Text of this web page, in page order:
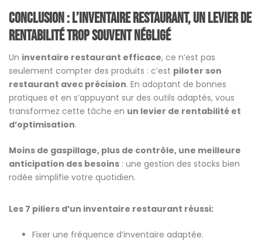
Conclusion : l’inventaire restaurant, un levier de
rentabilité trop souvent négligé
Un inventaire restaurant efficace, ce n’est pas
seulement compter des produits : c’est piloter son
restaurant avec précision. En adoptant de bonnes
pratiques et en s’appuyant sur des outils adaptés, vous
transformez cette tâche en un levier de rentabilité et
d’optimisation.
Moins de gaspillage, plus de contrôle, une meilleure
anticipation des besoins : une gestion des stocks bien
rodée simplifie votre quotidien.
Les 7 piliers d’un inventaire restaurant réussi:
Fixer une fréquence d’inventaire adaptée.